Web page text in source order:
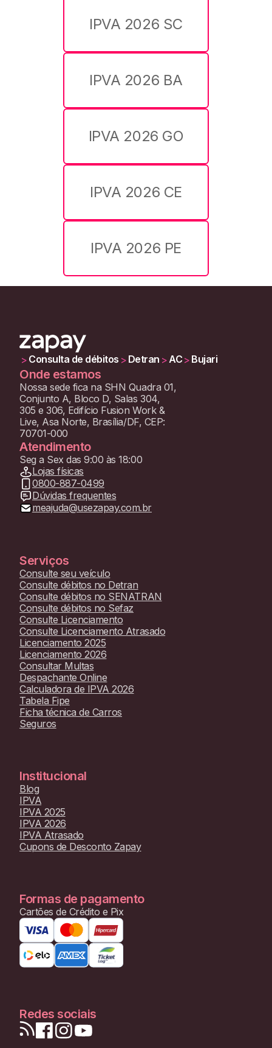
IPVA 2026 SC
IPVA 2026 BA
IPVA 2026 GO
IPVA 2026 CE
IPVA 2026 PE
> Consulta de débitos > Detran >AC > Bujari
Onde estamos
Nossa sede fica na SHN Quadra 01,
Conjunto A, Bloco D, Salas 304,
305 e 306, Edifício Fusion Work &
Live, Asa Norte, Brasília/DF, CEP:
70701-000
Atendimento
Seg a Sex das 9:00 às 18:00
Lojas físicas
0800-887-0499
Dúvidas frequentes
meajuda@usezapay.com.br
Serviços
Consulte seu veículo
Consulte débitos no Detran
Consulte débitos no SENATRAN
Consulte débitos no Sefaz
Consulte Licenciamento
Consulte Licenciamento Atrasado
Licenciamento 2025
Licenciamento 2026
Consultar Multas
Despachante Online
Calculadora de IPVA 2026
Tabela Fipe
Ficha técnica de Carros
Seguros
Institucional
Blog
IPVA
IPVA 2025
IPVA 2026
IPVA Atrasado
Cupons de Desconto Zapay
Formas de pagamento
Cartões de Crédito e Pix
Redes sociais